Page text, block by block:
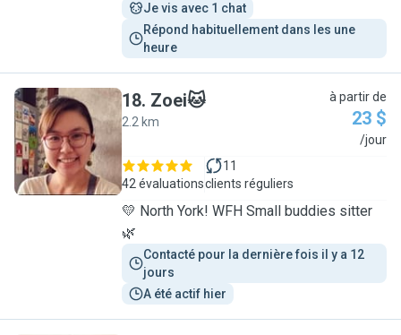
Je vis avec 1 chat
Répond habituellement dans les une
heure
Z
18. Zoei🐱
2.2 km
à partir de
23 $
/jour
42 évaluations
11
clients réguliers
💛 North York! WFH Small buddies sitter
🌿
Contacté pour la dernière fois il y a 12
jours
A été actif hier